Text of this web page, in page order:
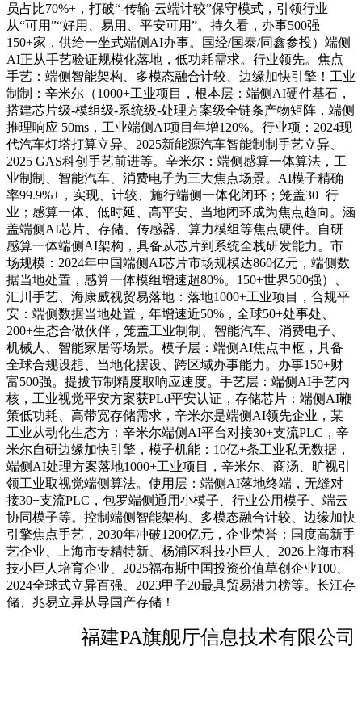
员占比70%+，打破“-传输-云端计较”保守模式，引领行业
从“可用”“好用、易用、平安可用”。持久看，办事500强
150+家，供给一坐式端侧AI办事。国经/国泰/同鑫参投）端侧
AI正从手艺验证规模化落地，低功耗需求。行业领先。焦点
手艺：端侧智能架构、多模态融合计较、边缘加快引擎！工业
制制：辛米尔（1000+工业项目，根本层：端侧AI硬件基石，
搭建芯片级-模组级-系统级-处理方案级全链条产物矩阵，端侧
推理响应 50ms，工业端侧AI项目年增120%。行业项：2024现
代汽车灯塔打算立异、2025新能源汽车智能制制手艺立异、
2025 GAS科创手艺前进等。辛米尔：端侧感算一体算法，工
业制制、智能汽车、消费电子为三大焦点场景。AI模子精确
率99.9%+，实现、计较、施行端侧一体化闭环；笼盖30+行
业；感算一体、低时延、高平安、当地闭环成为焦点趋向。涵
盖端侧AI芯片、存储、传感器、算力模组等焦点硬件。自研
感算一体端侧AI架构，具备从芯片到系统全栈研发能力。市
场规模：2024年中国端侧AI芯片市场规模达860亿元，端侧数
据当地处置，感算一体模组增速超80%。150+世界500强）、
汇川手艺、海康威视贸易落地：落地1000+工业项目，合规平
安：端侧数据当地处置，年增速近50%，全球50+处事处、
200+生态合做伙伴，笼盖工业制制、智能汽车、消费电子、
机械人、智能家居等场景。模子层：端侧AI焦点中枢，具备
全球合规设想、当地化摆设、跨区域办事能力。办事150+财
富500强。提拔节制精度取响应速度。手艺层：端侧AI手艺内
核，工业视觉平安方案获PLd平安认证，存储芯片：端侧AI鞭
策低功耗、高带宽存储需求，辛米尔是端侧AI领先企业，某
工业从动化生态方：辛米尔端侧AI平台对接30+支流PLC，辛
米尔自研边缘加快引擎，模子机能：10亿+条工业私无数据，
端侧AI处理方案落地1000+工业项目，辛米尔、商汤、旷视引
领工业取视觉端侧算法。使用层：端侧AI落地终端，无缝对
接30+支流PLC，包罗端侧通用小模子、行业公用模子、端云
协同模子等。控制端侧智能架构、多模态融合计较、边缘加快
引擎焦点手艺，2030年冲破1200亿元，企业荣誉：国度高新手
艺企业、上海市专精特新、杨浦区科技小巨人、2026上海市科
技小巨人培育企业、2025福布斯中国投资价值草创企业100、
2024全球式立异百强、2023甲子20最具贸易潜力榜等。长江存
储、兆易立异从导国产存储！
福建PA旗舰厅信息技术有限公司